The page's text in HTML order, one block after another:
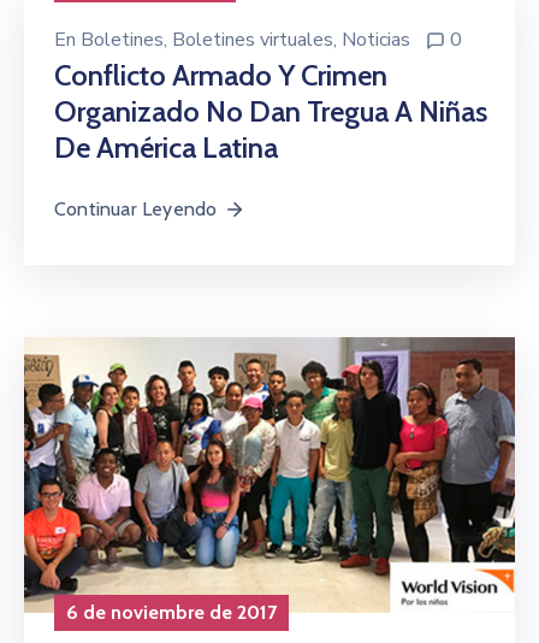
En Boletines‚ Boletines virtuales‚ Noticias 0
Conflicto Armado Y Crimen
Organizado No Dan Tregua A Niñas
De América Latina
Continuar Leyendo
6 de noviembre de 2017